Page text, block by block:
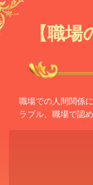
【職
職場での人間関係
ラブル、職場で認